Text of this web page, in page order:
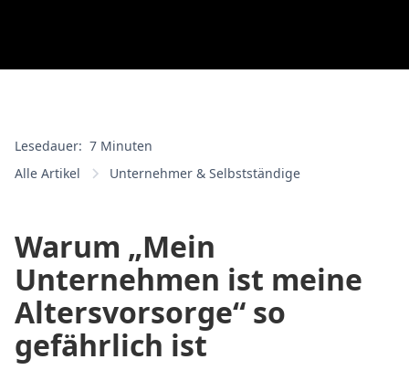
Lesedauer: 7 Minuten
Alle Artikel
Unternehmer & Selbstständige
Warum „Mein
Unternehmen ist meine
Altersvorsorge“ so
gefährlich ist